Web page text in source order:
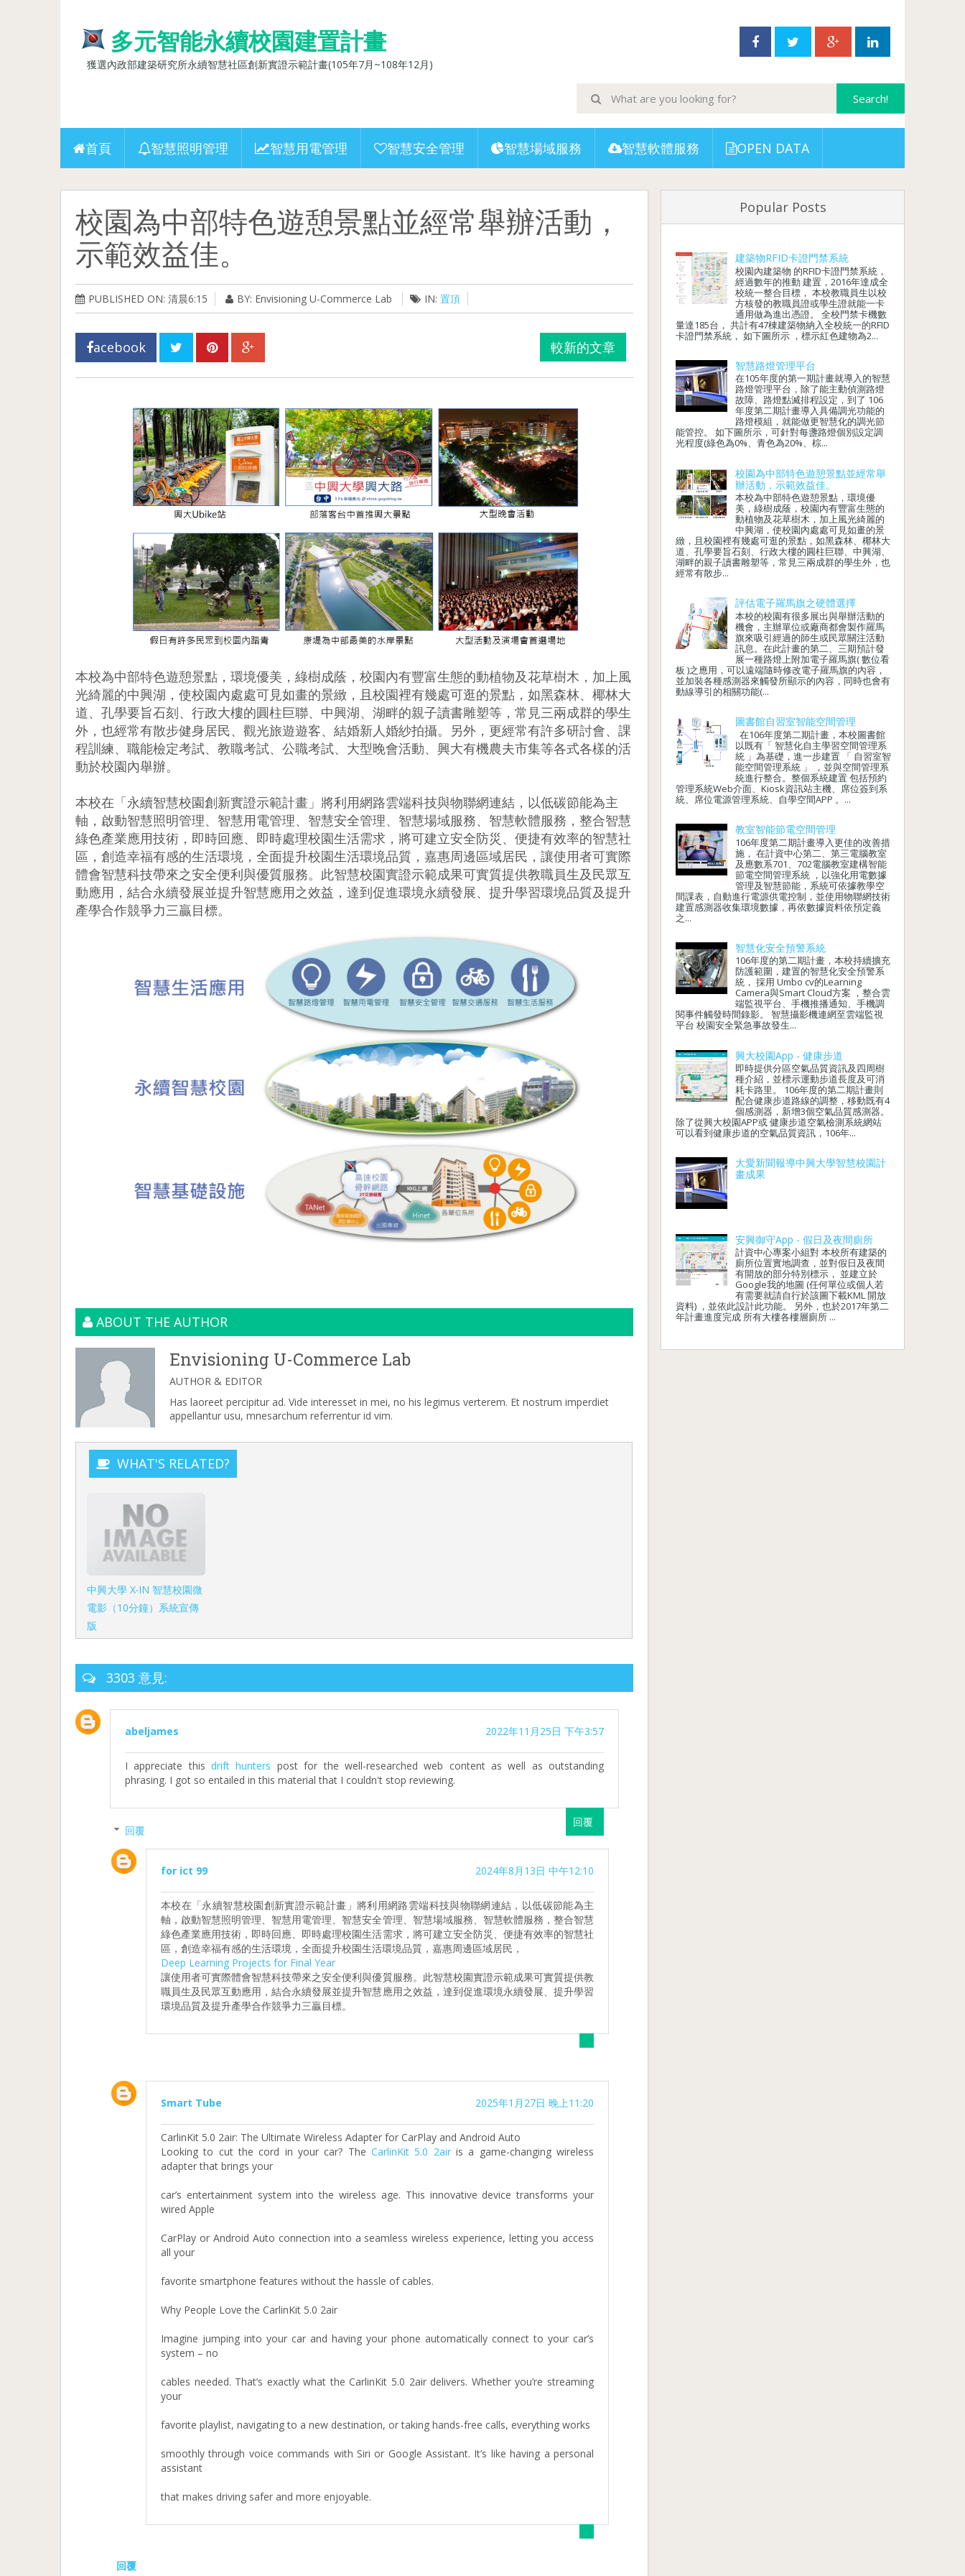
多元智能永續校園建置計畫
獲選內政部建築研究所永續智慧社區創新實證示範計畫(105年7月~108年12月)
首頁 智慧照明管理 智慧用電管理 智慧安全管理 智慧場域服務 智慧軟體服務 OPEN DATA
校園為中部特色遊憩景點並經常舉辦活動，
示範效益佳。
PUBLISHED ON: 清晨6:15 BY: Envisioning U-Commerce Lab IN: 置頂
acebook 較新的文章
本校為中部特色遊憩景點，環境優美，綠樹成蔭，校園內有豐富生態的動植物及花草樹木，加上風
光綺麗的中興湖，使校園內處處可見如畫的景緻，且校園裡有幾處可逛的景點，如黑森林、椰林大
道、孔學要旨石刻、行政大樓的圓柱巨聯、中興湖、湖畔的親子讀書雕塑等，常見三兩成群的學生
外，也經常有散步健身居民、觀光旅遊遊客、結婚新人婚紗拍攝。另外，更經常有許多研討會、課
程訓練、職能檢定考試、教職考試、公職考試、大型晚會活動、興大有機農夫市集等各式各樣的活
動於校園內舉辦。
本校在「永續智慧校園創新實證示範計畫」將利用網路雲端科技與物聯網連結，以低碳節能為主
軸，啟動智慧照明管理、智慧用電管理、智慧安全管理、智慧場域服務、智慧軟體服務，整合智慧
綠色產業應用技術，即時回應、即時處理校園生活需求，將可建立安全防災、便捷有效率的智慧社
區，創造幸福有感的生活環境，全面提升校園生活環境品質，嘉惠周邊區域居民，讓使用者可實際
體會智慧科技帶來之安全便利與優質服務。此智慧校園實證示範成果可實質提供教職員生及民眾互
動應用，結合永續發展並提升智慧應用之效益，達到促進環境永續發展、提升學習環境品質及提升
產學合作競爭力三贏目標。
ABOUT THE AUTHOR
Envisioning U-Commerce Lab
AUTHOR & EDITOR
Has laoreet percipitur ad. Vide interesset in mei, no his legimus verterem. Et nostrum imperdiet
appellantur usu, mnesarchum referrentur id vim.
WHAT'S RELATED?
中興大學 X‧IN 智慧校園微
電影（10分鐘）系統宣傳
版
3303 意見:
abeljames 2022年11月25日 下午3:57
I appreciate thisdrift hunters post for the well-researched web content as well as outstanding
phrasing. I got so entailed in this material that I couldn't stop reviewing.
回覆
回覆
for ict 99 2024年8月13日 中午12:10
本校在「永續智慧校園創新實證示範計畫」將利用網路雲端科技與物聯網連結，以低碳節能為主
軸，啟動智慧照明管理、智慧用電管理、智慧安全管理、智慧場域服務、智慧軟體服務，整合智慧
綠色產業應用技術，即時回應、即時處理校園生活需求，將可建立安全防災、便捷有效率的智慧社
區，創造幸福有感的生活環境，全面提升校園生活環境品質，嘉惠周邊區域居民，
Deep Learning Projects for Final Year
讓使用者可實際體會智慧科技帶來之安全便利與優質服務。此智慧校園實證示範成果可實質提供教
職員生及民眾互動應用，結合永續發展並提升智慧應用之效益，達到促進環境永續發展、提升學習
環境品質及提升產學合作競爭力三贏目標。
Smart Tube 2025年1月27日 晚上11:20
CarlinKit 5.0 2air: The Ultimate Wireless Adapter for CarPlay and Android Auto
Looking to cut the cord in your car? The CarlinKit 5.0 2air is a game-changing wireless
adapter that brings your
car’s entertainment system into the wireless age. This innovative device transforms your
wired Apple
CarPlay or Android Auto connection into a seamless wireless experience, letting you access
all your
favorite smartphone features without the hassle of cables.
Why People Love the CarlinKit 5.0 2air
Imagine jumping into your car and having your phone automatically connect to your car’s
system – no
cables needed. That’s exactly what the CarlinKit 5.0 2air delivers. Whether you’re streaming
your
favorite playlist, navigating to a new destination, or taking hands-free calls, everything works
smoothly through voice commands with Siri or Google Assistant. It’s like having a personal
assistant
that makes driving safer and more enjoyable.
回覆
Popular Posts
建築物RFID卡證門禁系統
校園內建築物 的RFID卡證門禁系統，
經過數年的推動 建置，2016年達成全
校統一整合目標， 本校教職員生以校
方核發的教職員證或學生證就能一卡
通用做為進出憑證。 全校門禁卡機數
量達185台， 共計有47棟建築物納入全校統一的RFID
卡證門禁系統， 如下圖所示 ，標示紅色建物為2...
智慧路燈管理平台
在105年度的第一期計畫就導入的智慧
路燈管理平台，除了能主動偵測路燈
故障、路燈點滅排程設定，到了 106
年度第二期計畫導入具備調光功能的
路燈模組，就能做更智慧化的調光節
能管控。 如下圖所示，可針對每盞路燈個別設定調
光程度(綠色為0%、青色為20%、棕...
校園為中部特色遊憩景點並經常舉
辦活動，示範效益佳。
本校為中部特色遊憩景點，環境優
美，綠樹成蔭，校園內有豐富生態的
動植物及花草樹木，加上風光綺麗的
中興湖，使校園內處處可見如畫的景
緻，且校園裡有幾處可逛的景點，如黑森林、椰林大
道、孔學要旨石刻、行政大樓的圓柱巨聯、中興湖、
湖畔的親子讀書雕塑等，常見三兩成群的學生外，也
經常有散步...
評估電子羅馬旗之硬體選擇
本校的校園有很多展出與舉辦活動的
機會，主辦單位或廠商都會製作羅馬
旗來吸引經過的師生或民眾關注活動
訊息。在此計畫的第二、三期預計發
展一種路燈上附加電子羅馬旗( 數位看
板 )之應用，可以遠端隨時修改電子羅馬旗的內容，
並加裝各種感測器來觸發所顯示的內容，同時也會有
動線導引的相關功能(...
圖書館自習室智能空間管理
在106年度第二期計畫，本校圖書館
以既有「 智慧化自主學習空間管理系
統 」為基礎，進一步建置 「 自習室智
能空間管理系統 」 ，並與空間管理系
統進行整合。整個系統建置 包括預約
管理系統Web介面、Kiosk資訊站主機、席位簽到系
統、席位電源管理系統、自學空間APP 。...
教室智能節電空間管理
106年度第二期計畫導入更佳的改善措
施， 在計資中心第二、第三電腦教室
及應數系701、702電腦教室建構智能
節電空間管理系統 ，以強化用電數據
管理及智慧節能，系統可依據教學空
間課表，自動進行電源供電控制，並使用物聯網技術
建置感測器收集環境數據，再依數據資料依預定義
之...
智慧化安全預警系統
106年度的第二期計畫，本校持續擴充
防護範圍，建置的智慧化安全預警系
統， 採用 Umbo cv的Learning
Camera與Smart Cloud方案 ，整合雲
端監視平台、手機推播通知、手機調
閱事件觸發時間錄影。 智慧攝影機連網至雲端監視
平台 校園安全緊急事故發生...
興大校園App - 健康步道
即時提供分區空氣品質資訊及四周樹
種介紹，並標示運動步道長度及可消
耗卡路里。 106年度的第二期計畫則
配合健康步道路線的調整，移動既有4
個感測器，新增3個空氣品質感測器。
除了從興大校園APP或 健康步道空氣檢測系統網站
可以看到健康步道的空氣品質資訊，106年...
大愛新聞報導中興大學智慧校園計
畫成果
安興御守App - 假日及夜間廁所
計資中心專案小組對 本校所有建築的
廁所位置實地調查，並對假日及夜間
有開放的部分特別標示， 並建立於
Google我的地圖 (任何單位或個人若
有需要就請自行於該圖下載KML 開放
資料) ，並依此設計此功能。 另外，也於2017年第二
年計畫進度完成 所有大樓各樓層廁所 ...